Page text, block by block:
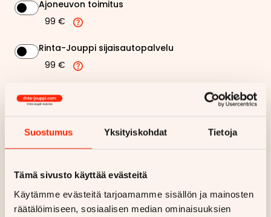
Suostumus Yksityiskohdat Tietoja
Tämä sivusto käyttää evästeitä
Käytämme evästeitä tarjoamamme sisällön ja mainosten
räätälöimiseen, sosiaalisen median ominaisuuksien
Ajoneuvon toimitus
99 €
Rinta-Jouppi sijaisautopalvelu
99 €
220,24 €
Näytähintaerittely
Haluan myös tarjouksen vakuutuksesta
Hae rahoitustarjous